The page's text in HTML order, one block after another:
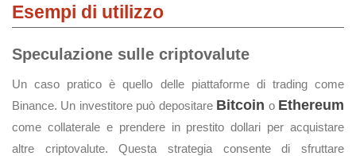
Esempi di utilizzo
Speculazione sulle criptovalute
Un caso pratico è quello delle piattaforme di trading come
Binance. Un investitore può depositare Bitcoin o Ethereum
come collaterale e prendere in prestito dollari per acquistare
altre criptovalute. Questa strategia consente di sfruttare